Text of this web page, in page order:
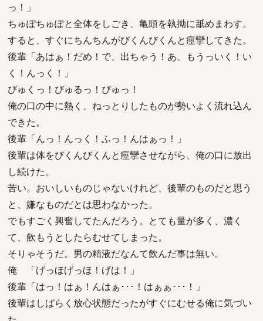
っ！」
ちゅぽちゅぽと全体をしごき、亀頭を執拗に舐めまわす。
すると、すぐにちんちんがびくんびくんと痙攣してきた。
後輩「あはぁ！だめ！で、出ちゃう！あ、もうっいく！い
く！んっく！」
びゅくっ！びゅるっ！ぴゅっ！
俺の口の中に熱く、ねっとりしたものが勢いよく流れ込ん
できた。
後輩「んっ！んっく！ふっ！んはぁっ！」
後輩は体をびくんびくんと痙攣させながら、俺の口に放出
し続けた。
苦い。おいしいものじゃないけれど、後輩のものだと思う
と、嫌なものだとは思わなかった。
でもすごく興奮してたんだろう。とても量が多く、濃く
て、飲もうとしたらむせてしまった。
そりゃそうだ。男の精液だなんて飲んだ事は無い。
俺 「げっほげっほ！げは！」
後輩「はっ！はぁ！んはぁ･･･！はぁぁ･･･！」
後輩はしばらく放心状態だったがすぐにむせる俺に気づい